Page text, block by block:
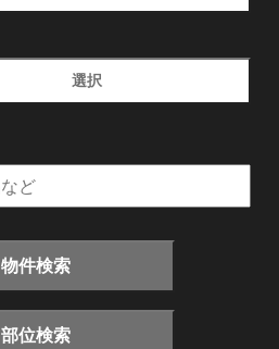
選択
物件検索
部位検索